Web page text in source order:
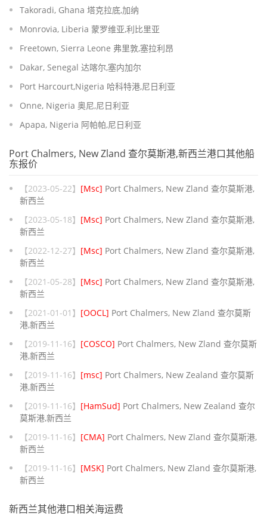
Takoradi, Ghana 塔克拉底,加纳
Monrovia, Liberia 蒙罗维亚,利比里亚
Freetown, Sierra Leone 弗里敦,塞拉利昂
Dakar, Senegal 达喀尔,塞内加尔
Port Harcourt,Nigeria 哈科特港,尼日利亚
Onne, Nigeria 奥尼,尼日利亚
Apapa, Nigeria 阿帕帕,尼日利亚
Port Chalmers, New Zland 查尔莫斯港,新西兰港口其他船
东报价
【2023-05-22】 [Msc] Port Chalmers, New Zland 查尔莫斯港,
新西兰
【2023-05-18】 [Msc] Port Chalmers, New Zland 查尔莫斯港,
新西兰
【2022-12-27】 [Msc] Port Chalmers, New Zland 查尔莫斯港,
新西兰
【2021-05-28】 [Msc] Port Chalmers, New Zland 查尔莫斯港,
新西兰
【2021-01-01】 [OOCL] Port Chalmers, New Zland 查尔莫斯
港,新西兰
【2019-11-16】 [COSCO] Port Chalmers, New Zland 查尔莫斯
港,新西兰
【2019-11-16】 [msc] Port Chalmers, New Zealand 查尔莫斯
港,新西兰
【2019-11-16】 [HamSud] Port Chalmers, New Zealand 查尔
莫斯港,新西兰
【2019-11-16】 [CMA] Port Chalmers, New Zland 查尔莫斯港,
新西兰
【2019-11-16】 [MSK] Port Chalmers, New Zland 查尔莫斯港,
新西兰
新西兰其他港口相关海运费